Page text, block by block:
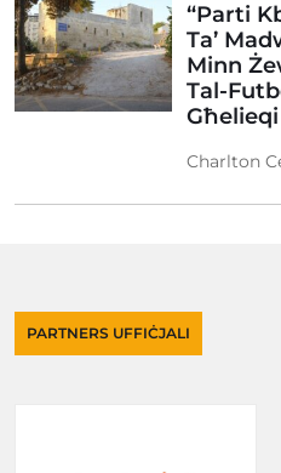
“Parti
Ta’
Minn
Tal-
Charlton
PARTNERS UFFIĊJALI